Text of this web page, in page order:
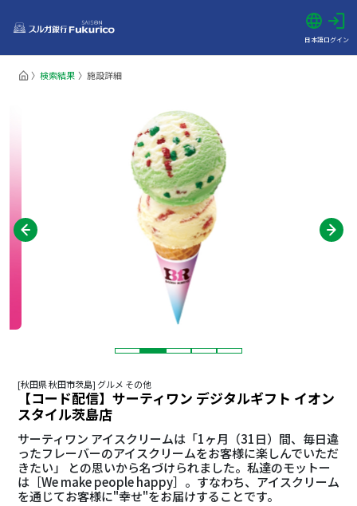
日本語ログイン
検索結果 施設詳細
[秋田県 秋田市茨島] グルメ その他
【コード配信】サーティワン デジタルギフト イオン
スタイル茨島店
サーティワン アイスクリームは「1ヶ月（31日）間、毎日違
ったフレーバーのアイスクリームをお客様に楽しんでいただ
きたい」 との思いから名づけられました。私達のモットー
は［We make people happy］。すなわち、アイスクリーム
を通じてお客様に"幸せ"をお届けすることです。